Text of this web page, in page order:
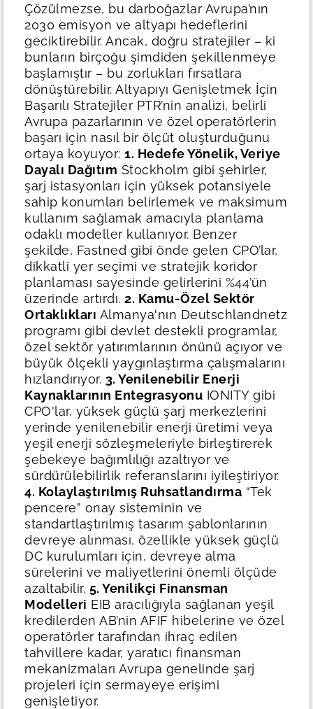
Çözülmezse, bu darboğazlar Avrupa’nın
2030 emisyon ve altyapı hedeflerini
geciktirebilir. Ancak, doğru stratejiler – ki
bunların birçoğu şimdiden şekillenmeye
başlamıştır – bu zorlukları fırsatlara
dönüştürebilir. Altyapıyı Genişletmek İçin
Başarılı Stratejiler PTR’nin analizi, belirli
Avrupa pazarlarının ve özel operatörlerin
başarı için nasıl bir ölçüt oluşturduğunu
ortaya koyuyor: 1. Hedefe Yönelik, Veriye
Dayalı Dağıtım Stockholm gibi şehirler,
şarj istasyonları için yüksek potansiyele
sahip konumları belirlemek ve maksimum
kullanım sağlamak amacıyla planlama
odaklı modeller kullanıyor. Benzer
şekilde, Fastned gibi önde gelen CPO’lar,
dikkatli yer seçimi ve stratejik koridor
planlaması sayesinde gelirlerini %44’ün
üzerinde artırdı. 2. Kamu-Özel Sektör
Ortaklıkları Almanya'nın Deutschlandnetz
programı gibi devlet destekli programlar,
özel sektör yatırımlarının önünü açıyor ve
büyük ölçekli yaygınlaştırma çalışmalarını
hızlandırıyor. 3. Yenilenebilir Enerji
Kaynaklarının Entegrasyonu IONITY gibi
CPO'lar, yüksek güçlü şarj merkezlerini
yerinde yenilenebilir enerji üretimi veya
yeşil enerji sözleşmeleriyle birleştirerek
şebekeye bağımlılığı azaltıyor ve
sürdürülebilirlik referanslarını iyileştiriyor.
4. Kolaylaştırılmış Ruhsatlandırma “Tek
pencere” onay sisteminin ve
standartlaştırılmış tasarım şablonlarının
devreye alınması, özellikle yüksek güçlü
DC kurulumları için, devreye alma
sürelerini ve maliyetlerini önemli ölçüde
azaltabilir. 5. Yenilikçi Finansman
Modelleri EIB aracılığıyla sağlanan yeşil
kredilerden AB’nin AFIF hibelerine ve özel
operatörler tarafından ihraç edilen
tahvillere kadar, yaratıcı finansman
mekanizmaları Avrupa genelinde şarj
projeleri için sermayeye erişimi
genişletiyor.